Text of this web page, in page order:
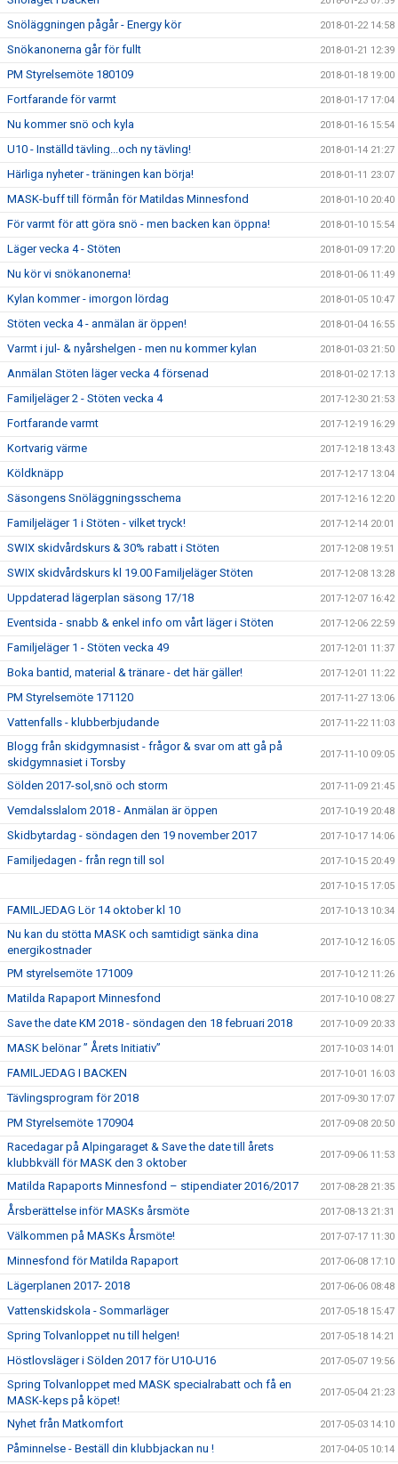
Snöläggningen pågår - Energy kör 2018-01-22 14:58
Snökanonerna går för fullt 2018-01-21 12:39
PM Styrelsemöte 180109 2018-01-18 19:00
Fortfarande för varmt 2018-01-17 17:04
Nu kommer snö och kyla 2018-01-16 15:54
U10 - Inställd tävling...och ny tävling! 2018-01-14 21:27
Härliga nyheter - träningen kan börja! 2018-01-11 23:07
MASK-buff till förmån för Matildas Minnesfond 2018-01-10 20:40
För varmt för att göra snö - men backen kan öppna! 2018-01-10 15:54
Läger vecka 4 - Stöten 2018-01-09 17:20
Nu kör vi snökanonerna! 2018-01-06 11:49
Kylan kommer - imorgon lördag 2018-01-05 10:47
Stöten vecka 4 - anmälan är öppen! 2018-01-04 16:55
Varmt i jul- & nyårshelgen - men nu kommer kylan 2018-01-03 21:50
Anmälan Stöten läger vecka 4 försenad 2018-01-02 17:13
Familjeläger 2 - Stöten vecka 4 2017-12-30 21:53
Fortfarande varmt 2017-12-19 16:29
Kortvarig värme 2017-12-18 13:43
Köldknäpp 2017-12-17 13:04
Säsongens Snöläggningsschema 2017-12-16 12:20
Familjeläger 1 i Stöten - vilket tryck! 2017-12-14 20:01
SWIX skidvårdskurs & 30% rabatt i Stöten 2017-12-08 19:51
SWIX skidvårdskurs kl 19.00 Familjeläger Stöten 2017-12-08 13:28
Uppdaterad lägerplan säsong 17/18 2017-12-07 16:42
Eventsida - snabb & enkel info om vårt läger i Stöten 2017-12-06 22:59
Familjeläger 1 - Stöten vecka 49 2017-12-01 11:37
Boka bantid, material & tränare - det här gäller! 2017-12-01 11:22
PM Styrelsemöte 171120 2017-11-27 13:06
Vattenfalls - klubberbjudande 2017-11-22 11:03
Blogg från skidgymnasist - frågor & svar om att gå på
skidgymnasiet i Torsby
2017-11-10 09:05
Sölden 2017-sol,snö och storm 2017-11-09 21:45
Vemdalsslalom 2018 - Anmälan är öppen 2017-10-19 20:48
Skidbytardag - söndagen den 19 november 2017 2017-10-17 14:06
Familjedagen - från regn till sol 2017-10-15 20:49
2017-10-15 17:05
FAMILJEDAG Lör 14 oktober kl 10 2017-10-13 10:34
Nu kan du stötta MASK och samtidigt sänka dina
energikostnader
2017-10-12 16:05
PM styrelsemöte 171009 2017-10-12 11:26
Matilda Rapaport Minnesfond 2017-10-10 08:27
Save the date KM 2018 - söndagen den 18 februari 2018 2017-10-09 20:33
MASK belönar ” Årets Initiativ” 2017-10-03 14:01
FAMILJEDAG I BACKEN 2017-10-01 16:03
Tävlingsprogram för 2018 2017-09-30 17:07
PM Styrelsemöte 170904 2017-09-08 20:50
Racedagar på Alpingaraget & Save the date till årets
klubbkväll för MASK den 3 oktober
2017-09-06 11:53
Matilda Rapaports Minnesfond – stipendiater 2016/2017 2017-08-28 21:35
Årsberättelse inför MASKs årsmöte 2017-08-13 21:31
Välkommen på MASKs Årsmöte! 2017-07-17 11:30
Minnesfond för Matilda Rapaport 2017-06-08 17:10
Lägerplanen 2017- 2018 2017-06-06 08:48
Vattenskidskola - Sommarläger 2017-05-18 15:47
Spring Tolvanloppet nu till helgen! 2017-05-18 14:21
Höstlovsläger i Sölden 2017 för U10-U16 2017-05-07 19:56
Spring Tolvanloppet med MASK specialrabatt och få en
MASK-keps på köpet!
2017-05-04 21:23
Nyhet från Matkomfort 2017-05-03 14:10
Påminnelse - Beställ din klubbjackan nu ! 2017-04-05 10:14